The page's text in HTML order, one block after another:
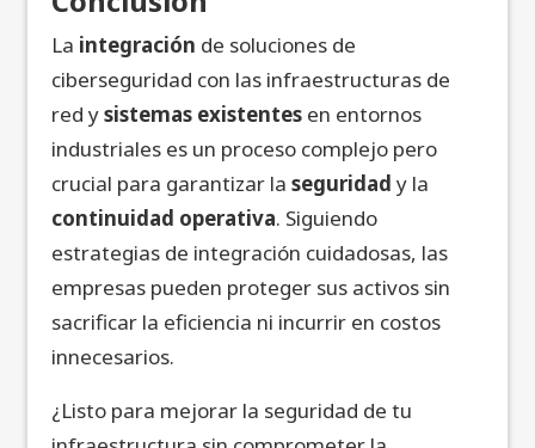
La integración de soluciones de
ciberseguridad con las infraestructuras de
red ysistemas existentes en entornos
industriales es un proceso complejo pero
crucial para garantizar laseguridad y la
continuidad operativa. Siguiendo
estrategias de integración cuidadosas, las
empresas pueden proteger sus activos sin
sacrificar la eficiencia ni incurrir en costos
innecesarios.
¿Listo para mejorar la seguridad de tu